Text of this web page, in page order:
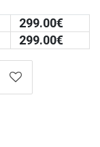
299.00€
299.00€